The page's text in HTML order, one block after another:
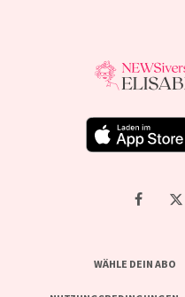
WÄHLE DEIN ABO